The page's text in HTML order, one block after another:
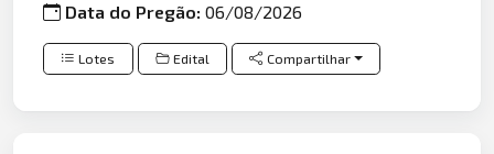
Data do Pregão:06/08/2026
Lotes Edital Compartilhar